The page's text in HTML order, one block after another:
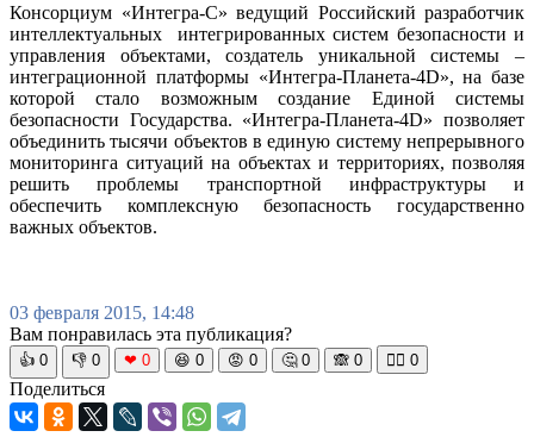
Консорциум «Интегра-С» ведущий Российский разработчик
интеллектуальных интегрированных систем безопасности и
управления объектами, создатель уникальной системы –
интеграционной платформы «Интегра-Планета-4D», на базе
которой стало возможным создание Единой системы
безопасности Государства. «Интегра-Планета-4D» позволяет
объединить тысячи объектов в единую систему непрерывного
мониторинга ситуаций на объектах и территориях, позволяя
решить проблемы транспортной инфраструктуры и
обеспечить комплексную безопасность государственно
важных объектов.
03 февраля 2015, 14:48
Вам понравилась эта публикация?
👍 0 👎 0 ❤ 0 😆 0 😡 0 🤔 0 🙈 0 🧘‍♀️ 0
Поделиться